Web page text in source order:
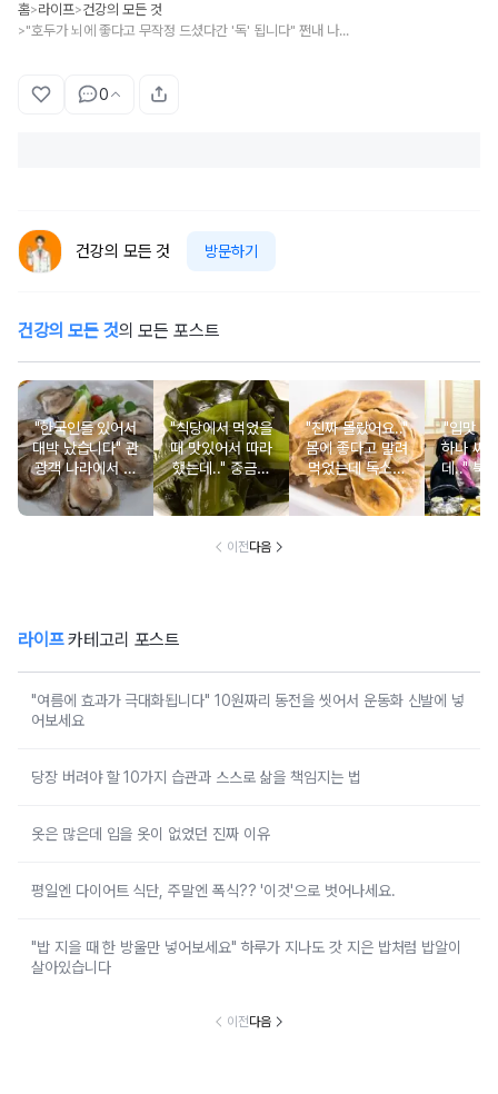
홈>라이프>건강의 모든 것
> "호두가 뇌에 좋다고 무작정 드셨다간 '독' 됩니다" 쩐내 나는 견과류의 무서운 진실
0
건강의 모든 것 방문하기
건강의 모든 것의 모든 포스트
"한국인들 있어서
대박 났습니다" 관
광객 나라에서 남
녀노소 보양식처
럼 먹는 음식
"식당에서 먹었을
때 맛있어서 따라
했는데.." 중금속
싹 다 빠질 줄 몰
랐어요
"진짜 몰랐어요.."
몸에 좋다고 말려
먹었는데 독소를
먹고 있었던 의외
의 음식
"입맛 없
하나 싸
데.." 북
외로 안
건
이전다음
라이프카테고리 포스트
"여름에 효과가 극대화됩니다" 10원짜리 동전을 씻어서 운동화 신발에 넣
어보세요
당장 버려야 할 10가지 습관과 스스로 삶을 책임지는 법
옷은 많은데 입을 옷이 없었던 진짜 이유
평일엔 다이어트 식단, 주말엔 폭식?? '이것'으로 벗어나세요.
"밥 지을 때 한 방울만 넣어보세요" 하루가 지나도 갓 지은 밥처럼 밥알이
살아있습니다
이전다음